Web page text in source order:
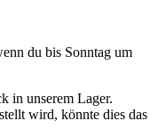
du bis Sonntag um
in unserem Lager.
wird, könnte dies das